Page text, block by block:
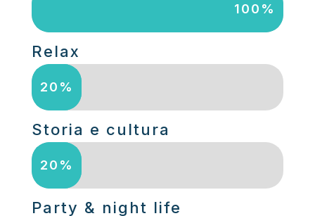
100%
100%
Relax
20%
20%
Storia e cultura
20%
20%
Party & night life